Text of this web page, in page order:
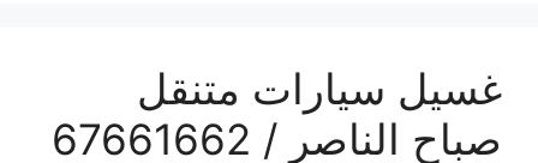
غسيل سيارات متنقل
صباح الناصر / 67661662